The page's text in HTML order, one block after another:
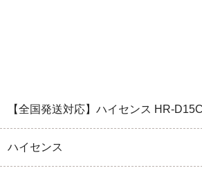
【全国発送対応】ハイセンス HR-
ハイセンス